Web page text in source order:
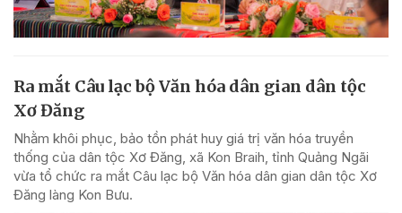
Ra mắt Câu lạc bộ Văn hóa dân gian dân tộc
Xơ Đăng
Nhằm khôi phục, bảo tồn phát huy giá trị văn hóa truyền
thống của dân tộc Xơ Đăng, xã Kon Braih, tỉnh Quảng Ngãi
vừa tổ chức ra mắt Câu lạc bộ Văn hóa dân gian dân tộc Xơ
Đăng làng Kon Bưu.